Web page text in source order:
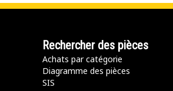
Rechercher des pièces
Achats par catégorie
Diagramme des pièces
SIS